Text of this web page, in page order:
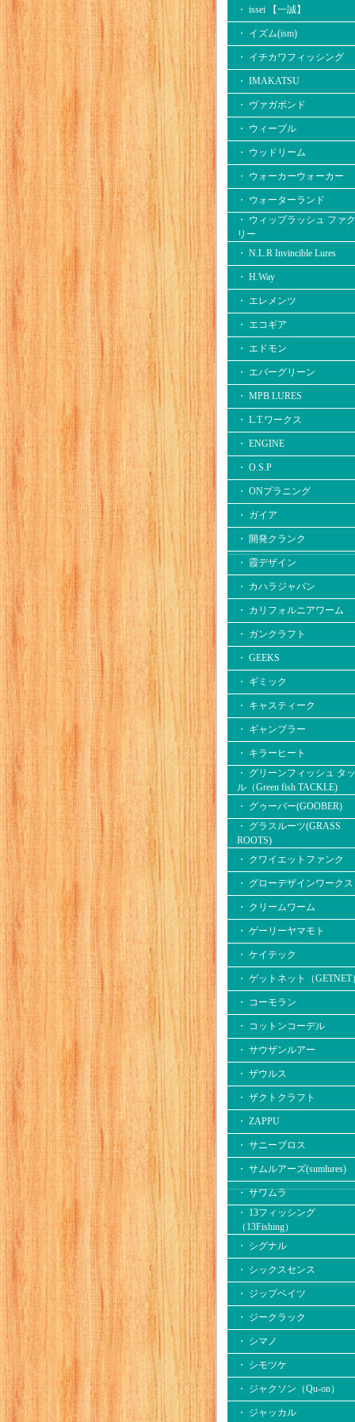
・ issei 【一誠】
・ イズム(ism)
・ イチカワフィッシング
・ IMAKATSU
・ ヴァガボンド
・ ウィーブル
・ ウッドリーム
・ ウォーカーウォーカー
・ ウォーターランド
・ ウィップラッシュ ファ
リー
・ N.L.R Invincible Lures
・ H.Way
・ エレメンツ
・ エコギア
・ エドモン
・ エバーグリーン
・ MPB LURES
・ L.T.ワークス
・ ENGINE
・ O.S.P
・ ONプラニング
・ ガイア
・ 開発クランク
・ 霞デザイン
・ カハラジャパン
・ カリフォルニアワーム
・ ガンクラフト
・ GEEKS
・ ギミック
・ キャスティーク
・ ギャンブラー
・ キラーヒート
・ グリーンフィッシュ タ
ル（Green fish TACKLE)
・ グゥーバー(GOOBER)
・ グラスルーツ(GRASS
ROOTS)
・ クワイエットファンク
・ グローデザインワークス
・ クリームワーム
・ ゲーリーヤマモト
・ ケイテック
・ ゲットネット（GETNET
・ コーモラン
・ コットンコーデル
・ サウザンルアー
・ ザウルス
・ ザクトクラフト
・ ZAPPU
・ サニーブロス
・ サムルアーズ(sumlures)
・ サワムラ
・ 13フィッシング
（13Fishing）
・ シグナル
・ シックスセンス
・ ジップベイツ
・ ジークラック
・ シマノ
・ シモツケ
・ ジャクソン（Qu-on）
・ ジャッカル